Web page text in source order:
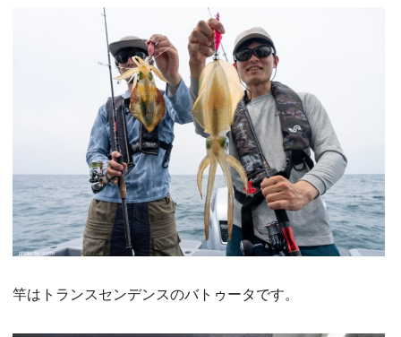
竿はトランスセンデンスのバトゥータです。